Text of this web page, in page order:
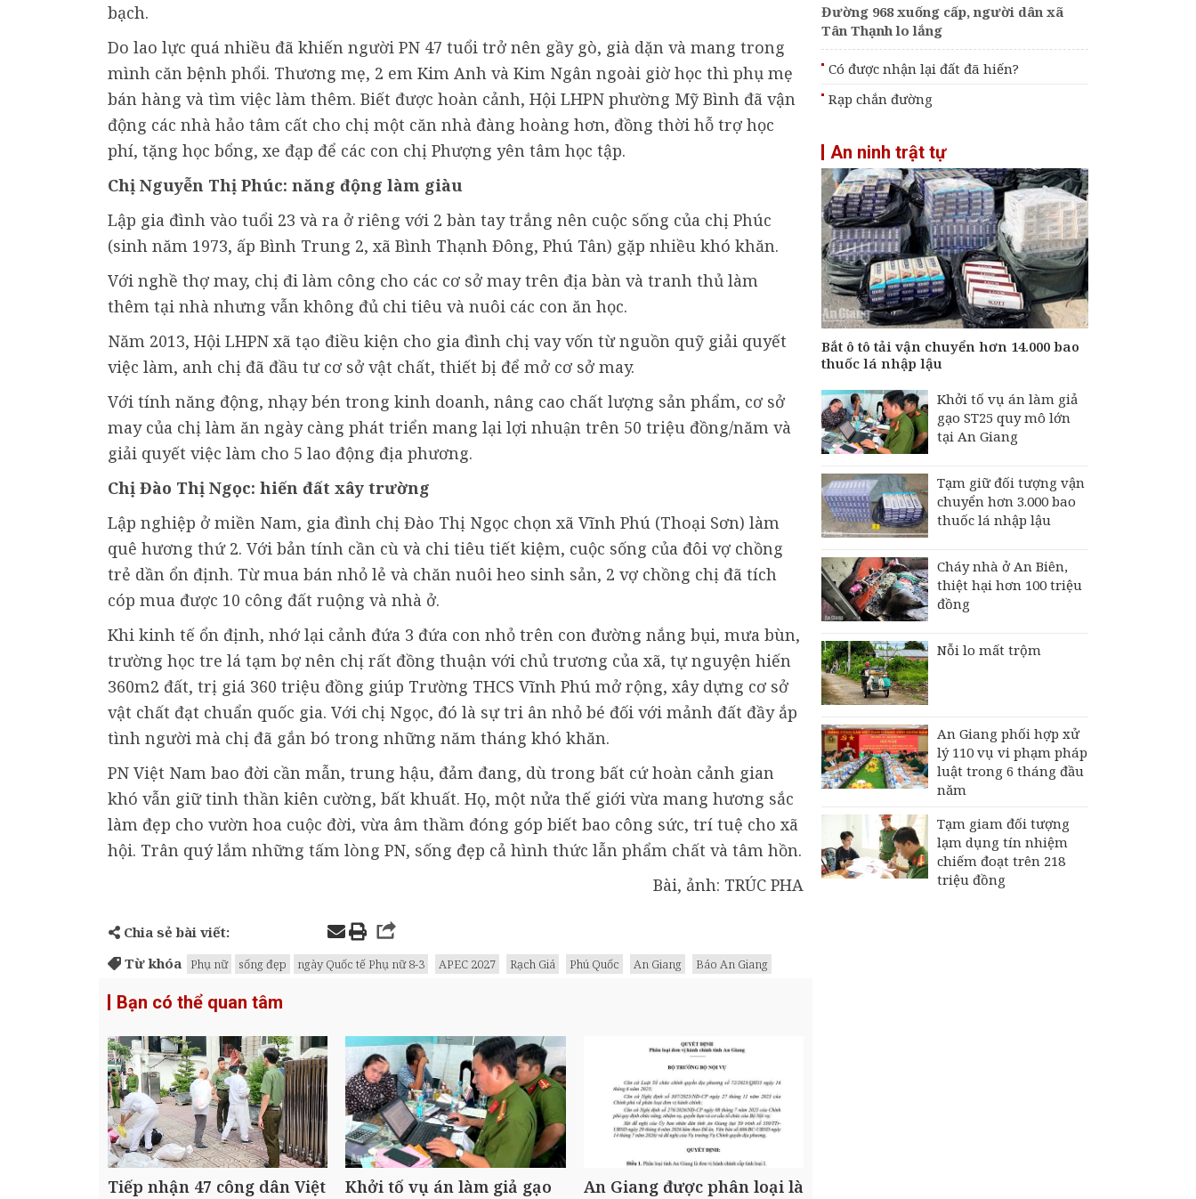
bạch.
Do lao lực quá nhiều đã khiến người PN 47 tuổi trở nên gầy gò, già dặn và mang trong
mình căn bệnh phổi. Thương mẹ, 2 em Kim Anh và Kim Ngân ngoài giờ học thì phụ mẹ
bán hàng và tìm việc làm thêm. Biết được hoàn cảnh, Hội LHPN phường Mỹ Bình đã vận
động các nhà hảo tâm cất cho chị một căn nhà đàng hoàng hơn, đồng thời hỗ trợ học
phí, tặng học bổng, xe đạp để các con chị Phượng yên tâm học tập.
Chị Nguyễn Thị Phúc: năng động làm giàu
Lập gia đình vào tuổi 23 và ra ở riêng với 2 bàn tay trắng nên cuộc sống của chị Phúc
(sinh năm 1973, ấp Bình Trung 2, xã Bình Thạnh Đông, Phú Tân) gặp nhiều khó khăn.
Với nghề thợ may, chị đi làm công cho các cơ sở may trên địa bàn và tranh thủ làm
thêm tại nhà nhưng vẫn không đủ chi tiêu và nuôi các con ăn học.
Năm 2013, Hội LHPN xã tạo điều kiện cho gia đình chị vay vốn từ nguồn quỹ giải quyết
việc làm, anh chị đã đầu tư cơ sở vật chất, thiết bị để mở cơ sở may.
Với tính năng động, nhạy bén trong kinh doanh, nâng cao chất lượng sản phẩm, cơ sở
may của chị làm ăn ngày càng phát triển mang lại lợi nhuận trên 50 triệu đồng/năm và
giải quyết việc làm cho 5 lao động địa phương.
Chị Đào Thị Ngọc: hiến đất xây trường
Lập nghiệp ở miền Nam, gia đình chị Đào Thị Ngọc chọn xã Vĩnh Phú (Thoại Sơn) làm
quê hương thứ 2. Với bản tính cần cù và chi tiêu tiết kiệm, cuộc sống của đôi vợ chồng
trẻ dần ổn định. Từ mua bán nhỏ lẻ và chăn nuôi heo sinh sản, 2 vợ chồng chị đã tích
cóp mua được 10 công đất ruộng và nhà ở.
Khi kinh tế ổn định, nhớ lại cảnh đứa 3 đứa con nhỏ trên con đường nắng bụi, mưa bùn,
trường học tre lá tạm bợ nên chị rất đồng thuận với chủ trương của xã, tự nguyện hiến
360m2 đất, trị giá 360 triệu đồng giúp Trường THCS Vĩnh Phú mở rộng, xây dựng cơ sở
vật chất đạt chuẩn quốc gia. Với chị Ngọc, đó là sự tri ân nhỏ bé đối với mảnh đất đầy ắp
tình người mà chị đã gắn bó trong những năm tháng khó khăn.
PN Việt Nam bao đời cần mẫn, trung hậu, đảm đang, dù trong bất cứ hoàn cảnh gian
khó vẫn giữ tinh thần kiên cường, bất khuất. Họ, một nửa thế giới vừa mang hương sắc
làm đẹp cho vườn hoa cuộc đời, vừa âm thầm đóng góp biết bao công sức, trí tuệ cho xã
hội. Trân quý lắm những tấm lòng PN, sống đẹp cả hình thức lẫn phẩm chất và tâm hồn.
Bài, ảnh: TRÚC PHA
Chia sẻ bài viết:
Từ khóa
Phụ nữ sống đẹp ngày Quốc tế Phụ nữ 8-3 APEC 2027 Rạch Giá Phú Quốc An Giang Báo An Giang
Bạn có thể quan tâm
Tiếp nhận 47 công dân Việt
Khởi tố vụ án làm giả gạo
An Giang được phân loại là
Đường 968 xuống cấp, người dân xã
Tân Thạnh lo lắng
Có được nhận lại đất đã hiến?
Rạp chắn đường
An ninh trật tự
Bắt ô tô tải vận chuyển hơn 14.000 bao
thuốc lá nhập lậu
Khởi tố vụ án làm giả
gạo ST25 quy mô lớn
tại An Giang
Tạm giữ đối tượng vận
chuyển hơn 3.000 bao
thuốc lá nhập lậu
Cháy nhà ở An Biên,
thiệt hại hơn 100 triệu
đồng
Nỗi lo mất trộm
An Giang phối hợp xử
lý 110 vụ vi phạm pháp
luật trong 6 tháng đầu
năm
Tạm giam đối tượng
lạm dụng tín nhiệm
chiếm đoạt trên 218
triệu đồng